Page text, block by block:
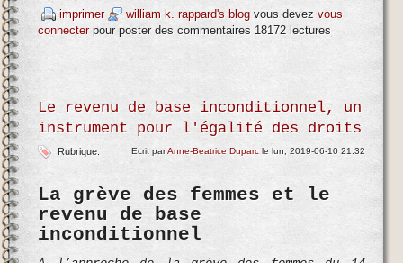
imprimer
william k. rappard's blog vous devezvous
connecterpour poster des commentaires 18172 lectures
Le revenu de base inconditionnel, un
instrument pour l'égalité des droits
Ecrit parAnne-Beatrice Duparcle lun, 2019-06-10 21:32
Rubrique:
La grève des femmes et le
revenu de base
inconditionnel